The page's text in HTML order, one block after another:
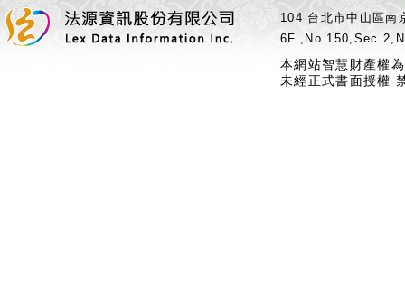
104 台北市中山區
本網站智慧財產權
未經正式書面授權